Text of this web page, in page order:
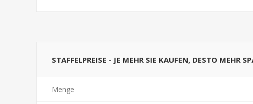
STAFFELPREISE - JE MEHR SIE KAUFEN, DESTO MEHR
Menge